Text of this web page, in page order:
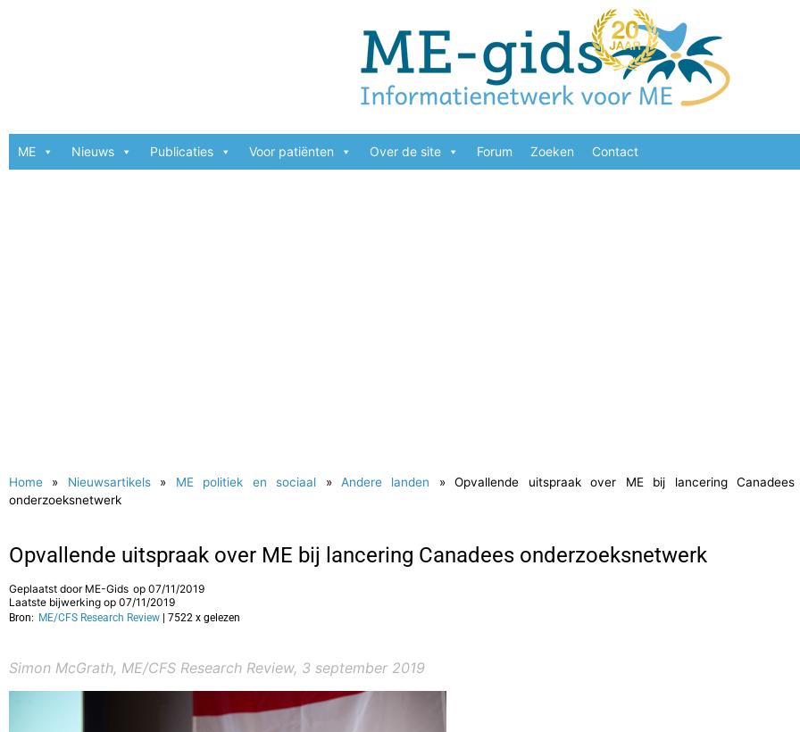
ME Nieuws Publicaties Voor patiënten Over de site Forum Zoeken Contact
Home » Nieuwsartikels» ME politiek en sociaal »Andere landen »Opvallende uitspraak over ME bij lancering Canadees
onderzoeksnetwerk
Opvallende uitspraak over ME bij lancering Canadees onderzoeksnetwerk
Geplaatst door ME-Gids op 07/11/2019
Laatste bijwerking op 07/11/2019
Bron: ME/CFS Research Review | 7522 x gelezen
Simon McGrath, ME/CFS Research Review, 3 september 2019